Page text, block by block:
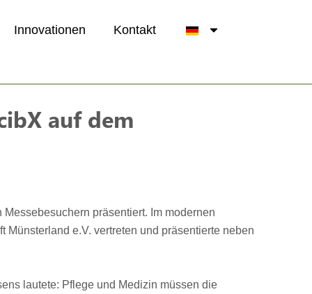
Innovationen Kontakt
auf dem
präsentiert. Im modernen
e.V. vertreten und präsentierte neben
lautete: Pflege und Medizin müssen die